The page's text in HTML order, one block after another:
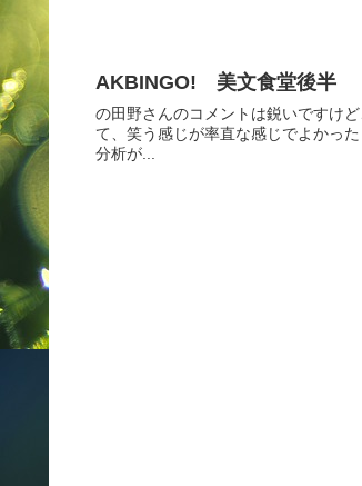
AKBINGO! 美文食堂後半
の田野さんのコメントは鋭いですけ
て、笑う感じが率直な感じでよかっ
分析が...